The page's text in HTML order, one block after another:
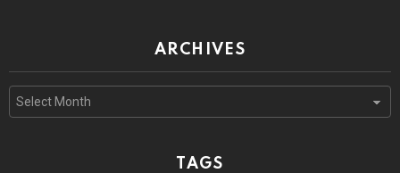
ARCHIVES
Archives
TAGS